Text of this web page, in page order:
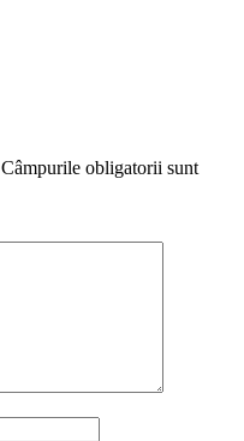
Câmpurile obligatorii sunt